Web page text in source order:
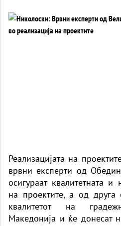
Реализацијата на
врвни експерти од
осигураат квалитетната и
на проектите, а од друга
квалитетот на
Македонија и ќе донесат